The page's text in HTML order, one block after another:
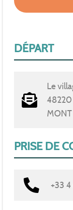
DÉPART
Le
48220
PRISE DE
+33